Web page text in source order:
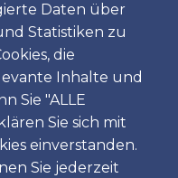
Daten über
Statistiken zu
die
Inhalte und
Sie "ALLE
Sie sich mit
einverstanden.
Sie jederzeit